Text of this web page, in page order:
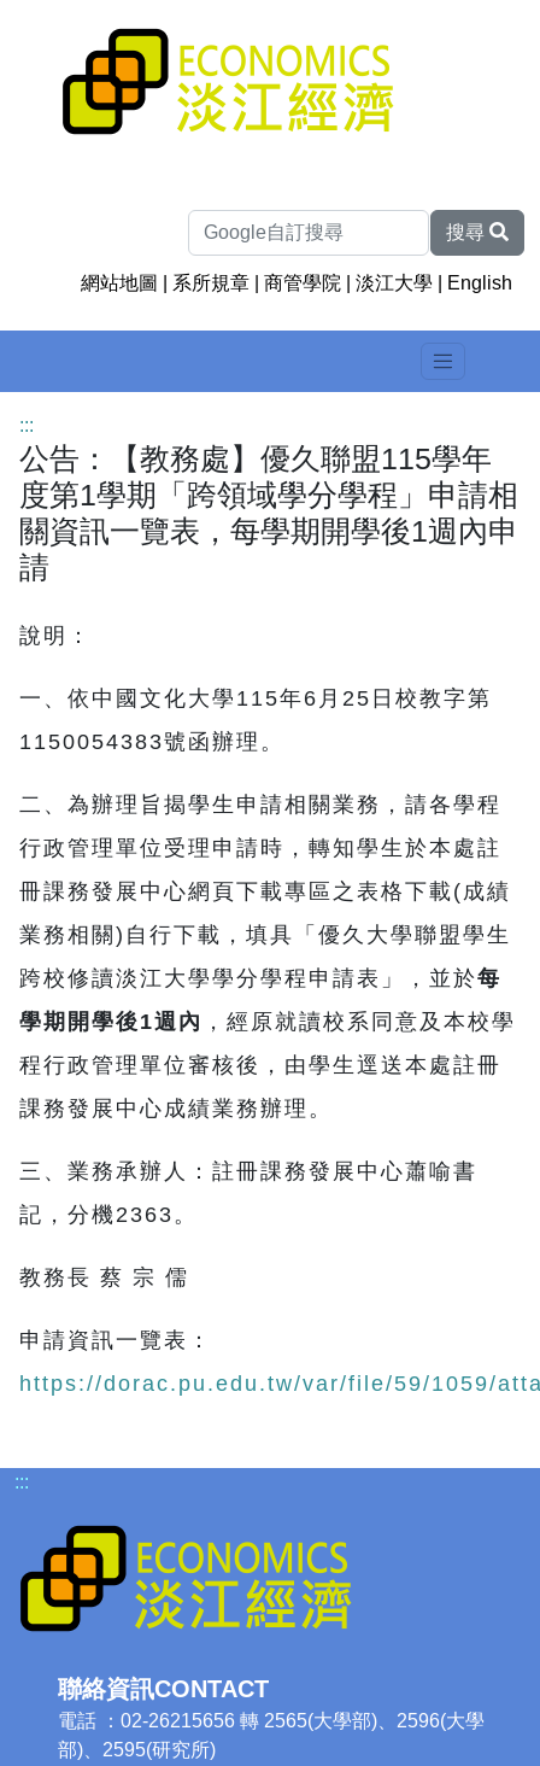
搜尋
網站地圖 系所規章 |商管學院 |淡江大學 English
:::
公告：【教務處】優久聯盟115學年
度第1學期「跨領域學分學程」申請相
關資訊一覽表，每學期開學後1週內申
請
說明：
一、依中國文化大學115年6月25日校教字第
1150054383號函辦理。
二、為辦理旨揭學生申請相關業務，請各學程
行政管理單位受理申請時，轉知學生於本處註
冊課務發展中心網頁下載專區之表格下載(成績
業務相關)自行下載，填具「優久大學聯盟學生
跨校修讀淡江大學學分學程申請表」，並於每
學期開學後1週內 ，經原就讀校系同意及本校學
程行政管理單位審核後，由學生逕送本處註冊
課務發展中心成績業務辦理。
三、業務承辦人：註冊課務發展中心蕭喻書
記，分機2363。
教務長 蔡 宗 儒
申請資訊一覽表：
https://dorac.pu.edu.tw/var/file/59/1059/
:::
聯絡資訊CONTACT
電話 ：02-26215656 轉 2565(大學部)、2596(大學
部)、2595(研究所)